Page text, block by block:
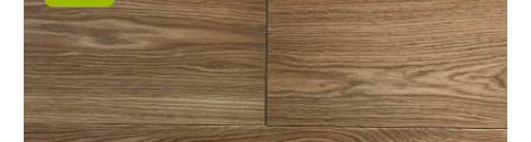
Фаска:
Соединение:
Обработка:
Длина:
Ширина: